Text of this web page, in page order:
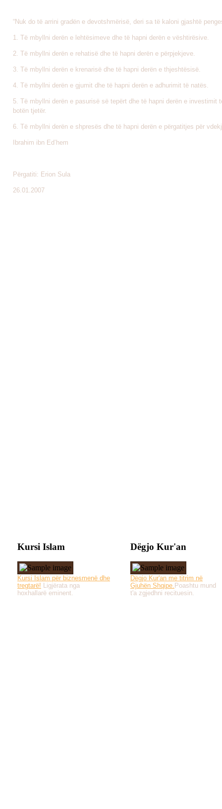
“Nuk do të arrini gradën e devotshmërisë, deri sa të kaloni gjashtë
1. Të mbyllni derën e lehtësimeve dhe të hapni derën e vështirësive.
2. Të mbyllni derën e rehatisë dhe të hapni derën e përpjekjeve.
3. Të mbyllni derën e krenarisë dhe të hapni derën e thjeshtësisë.
4. Të mbyllni derën e gjumit dhe të hapni derën e adhurimit të natës.
5. Të mbyllni derën e pasurisë së tepërt dhe të hapni derën e investimit
botën tjetër.
6. Të mbyllni derën e shpresës dhe të hapni derën e përgatitjes për
Ibrahim ibn Ed’hem
Përgatiti: Erion Sula
26.01.2007
Kursi Islam
Kursi Islam për biznesmenë dhe
tregtarë! Ligjërata nga
hoxhallarë eminent.
Dëgjo Kur'an
Dëgjo Kur'an me titrim në
Gjuhën Shqipe. Poashtu mund
t'a zgjedhni recituesin.